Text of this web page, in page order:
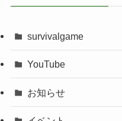
survivalgame
YouTube
お知らせ